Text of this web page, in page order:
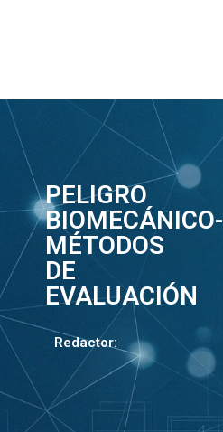
PELIGRO
BIOMECÁNICO-
MÉTODOS
DE
EVALUACIÓN
Redactor: